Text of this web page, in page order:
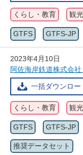
くらし・教育 観
GTFS GTFS-JP
2023年4月10日
阿佐海岸鉄道株式会
一括ダウンロー
くらし・教育 観
GTFS GTFS-JP
推奨データセット